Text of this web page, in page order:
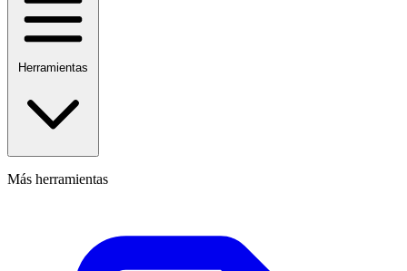
Herramientas
Más herramientas